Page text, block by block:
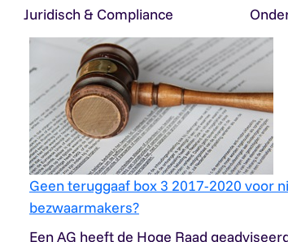
Juridisch & Compliance
Geen teruggaaf box 3 2017-2020 voor
bezwaarmakers?
Een AG heeft de Hoge Raad